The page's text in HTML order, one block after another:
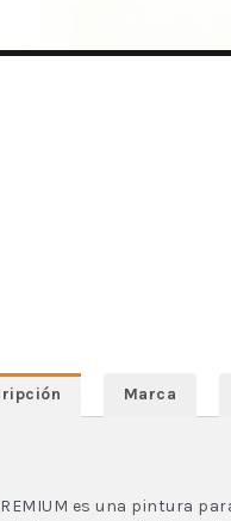
Marca
es una pintura